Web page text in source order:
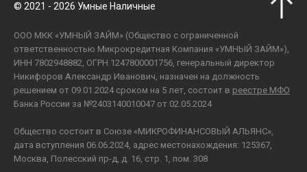
© 2021 - 2026 Умные Наличные
ООО МКК «УМНЫЙ ЗАЙМ» (Общество с ограниченной
ответственностью Микрокредитная Компания «УМНЫЙ ЗАЙМ»),
ИНН 7802948882, ОГРН 1247800001756, генеральный директор
Никифоров Александр Иванович, назначен на должность
решением от 09.01.2024 сроком на 5 лет, состоит в реестре МФО
Банка России за №2403140010047 от 02.05.2024
Общество состоит в Союзе «МИКРОФИНАНСОВЫЙ АЛЬЯНС»,
дата вступления 06.06.2024, адрес местонахождения: 125367,
Москва, Полесский пр-д, д. 16, стр. 1, пом. 308